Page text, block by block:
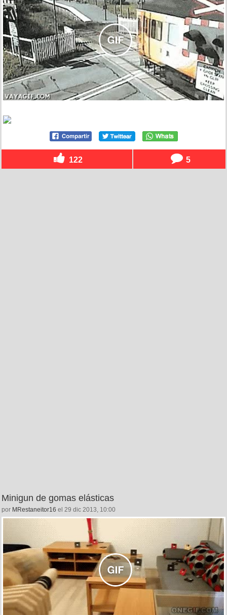
122 5
Minigun de gomas elásticas
por MRestaneitor16 el 29 dic 2013, 10:00